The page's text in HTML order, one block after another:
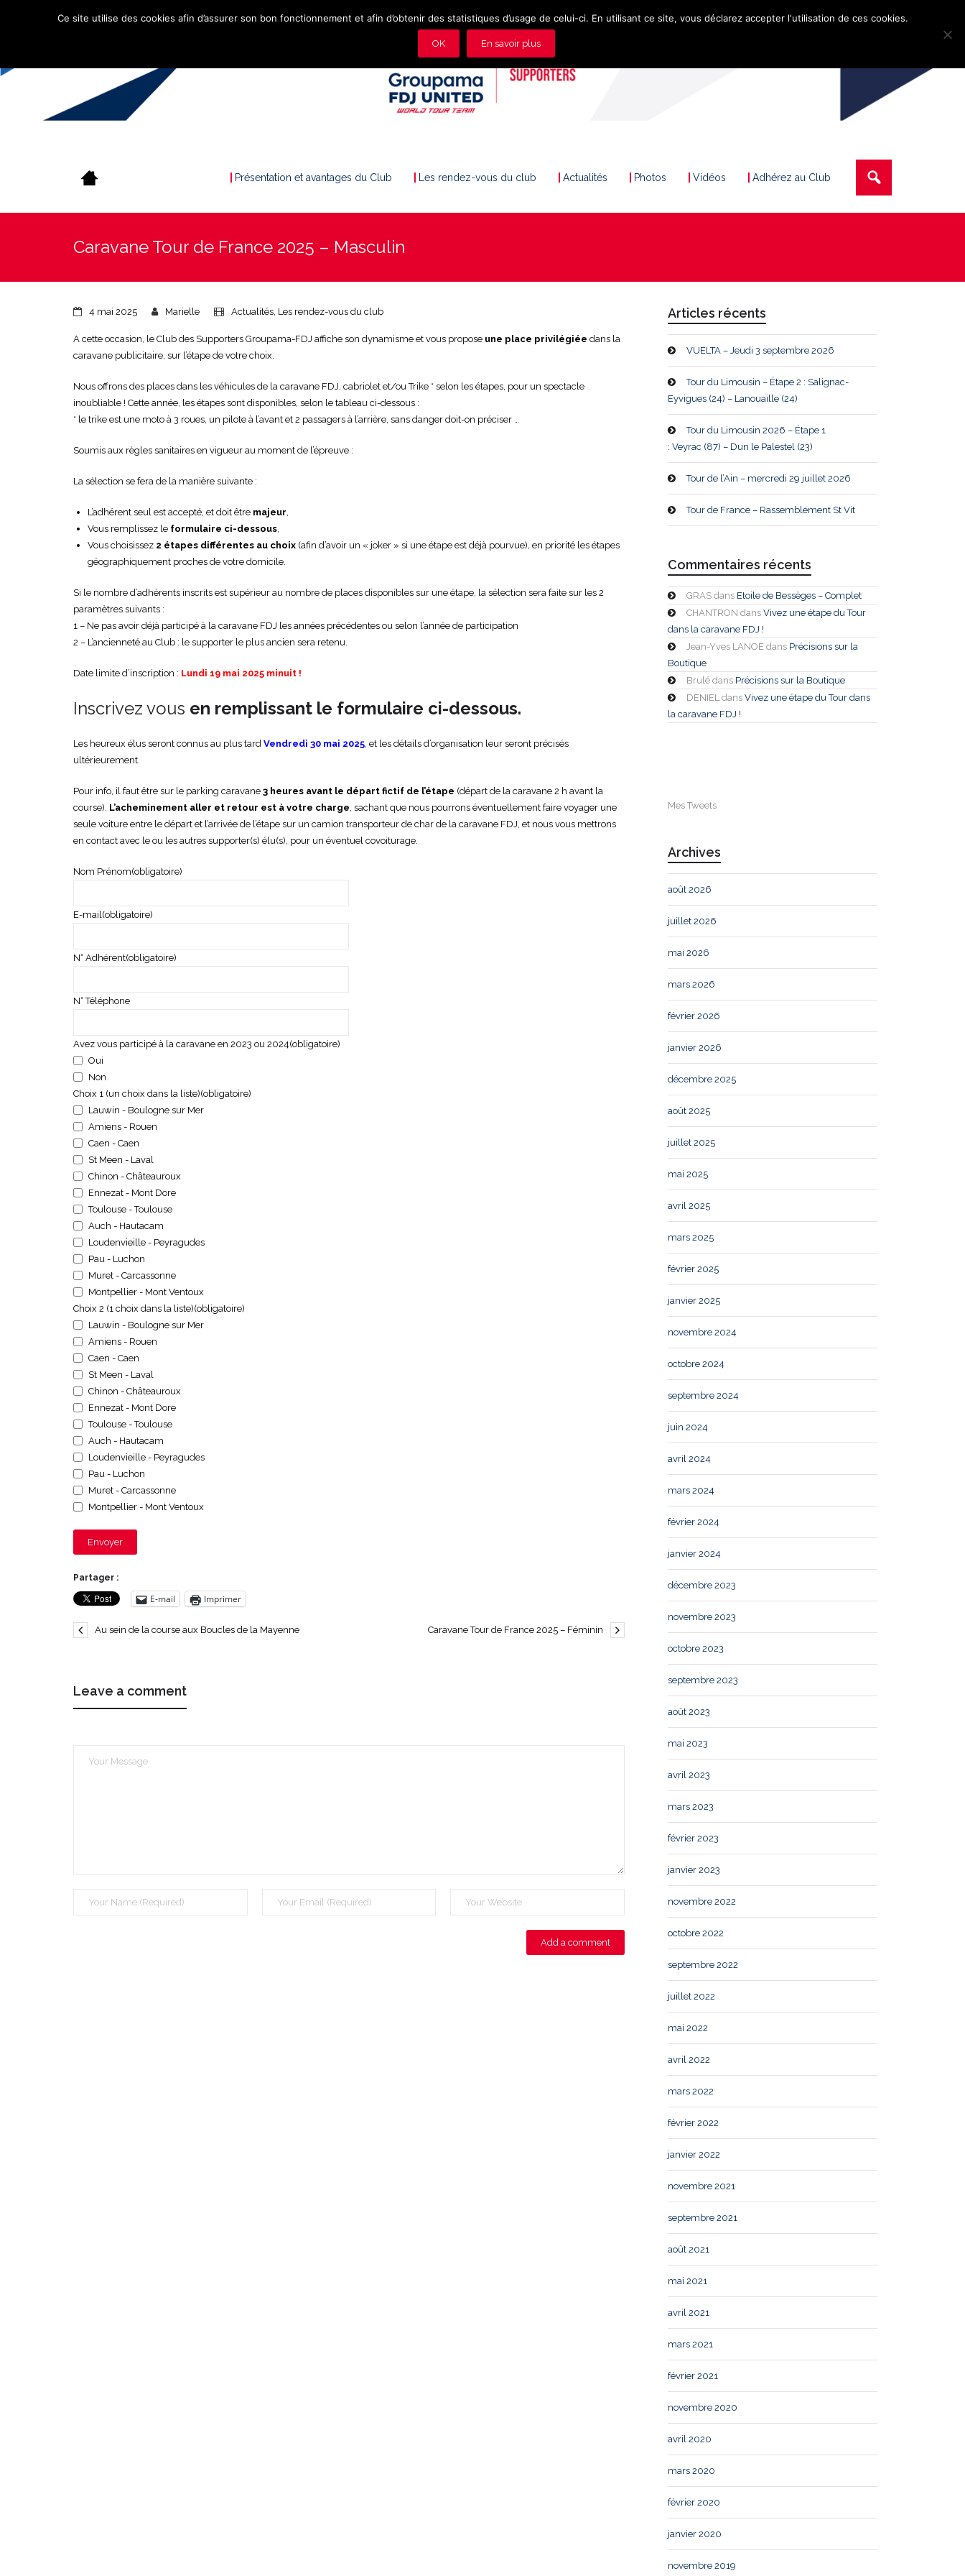
Présentation et avantages du Club Les rendez-vous du club Actualités Photos Vidéos Adhérez au Club
Caravane Tour de France 2025 – Masculin
4 mai 2025 Marielle Actualités Les rendez-vous du club
A cette occasion, le Club des Supporters Groupama-FDJ affiche son dynamisme et vous propose une place privilégiée dans la
caravane publicitaire, sur l’étape de votre choix.
Nous offrons des places dans les véhicules de la caravane FDJ, cabriolet et/ou Trike * selon les étapes, pour un spectacle
inoubliable ! Cette année, les étapes sont disponibles, selon le tableau ci-dessous :
* le trike est une moto à 3 roues, un pilote à l’avant et 2 passagers à l’arrière, sans danger doit-on préciser …
Soumis aux règles sanitaires en vigueur au moment de l’épreuve :
La sélection se fera de la manière suivante :
L’adhérent seul est accepté, et doit être majeur
Vous remplissez le formulaire ci-dessous
Vous choisissez 2 étapes différentes au choix (afin d’avoir un « joker » si une étape est déjà pourvue), en priorité les étapes
géographiquement proches de votre domicile.
Si le nombre d’adhérents inscrits est supérieur au nombre de places disponibles sur une étape, la sélection sera faite sur les 2
paramètres suivants :
1 – Ne pas avoir déjà participé à la caravane FDJ les années précédentes ou selon l’année de participation
2 – L’ancienneté au Club : le supporter le plus ancien sera retenu.
Date limite d’inscription : Lundi 19 mai 2025 minuit !
Inscrivez vous en remplissant le formulaire ci-dessous.
Les heureux élus seront connus au plus tard Vendredi 30 mai 2025, et les détails d’organisation leur seront précisés
ultérieurement.
Pour info, il faut être sur le parking caravane 3 heures avant le départ fictif de l’étape (départ de la caravane 2 h avant la
course). L’acheminement aller et retour est à votre charge, sachant que nous pourrons éventuellement faire voyager une
seule voiture entre le départ et l’arrivée de l’étape sur un camion transporteur de char de la caravane FDJ, et nous vous mettrons
en contact avec le ou les autres supporter(s) élu(s), pour un éventuel covoiturage.
Nom Prénom(obligatoire)
E-mail(obligatoire)
N° Adhérent(obligatoire)
N° Téléphone
Avez vous participé à la caravane en 2023 ou 2024(obligatoire)
Oui
Non
Choix 1 (un choix dans la liste)(obligatoire)
Lauwin - Boulogne sur Mer
Amiens - Rouen
Caen - Caen
St Meen - Laval
Chinon - Châteauroux
Ennezat - Mont Dore
Toulouse - Toulouse
Auch - Hautacam
Loudenvieille - Peyragudes
Pau - Luchon
Muret - Carcassonne
Montpellier - Mont Ventoux
Choix 2 (1 choix dans la liste)(obligatoire)
Lauwin - Boulogne sur Mer
Amiens - Rouen
Caen - Caen
St Meen - Laval
Chinon - Châteauroux
Ennezat - Mont Dore
Toulouse - Toulouse
Auch - Hautacam
Loudenvieille - Peyragudes
Pau - Luchon
Muret - Carcassonne
Montpellier - Mont Ventoux
Envoyer
Partager :
E-mail Imprimer
Au sein de la course aux Boucles de la Mayenne Caravane Tour de France 2025 – Féminin
Leave a comment
Articles récents
VUELTA – Jeudi 3 septembre 2026
Tour du Limousin – Étape 2 : Salignac-
Eyvigues (24) – Lanouaille (24)
Tour du Limousin 2026 – Étape 1
: Veyrac (87) – Dun le Palestel (23)
Tour de l’Ain – mercredi 29 juillet 2026
Tour de France – Rassemblement St Vit
Commentaires récents
GRAS dans Etoile de Bessèges – Complet
CHANTRON dans Vivez une étape du Tour
dans la caravane FDJ !
Jean-Yves LANOE dans Précisions sur la
Boutique
Brulé dans Précisions sur la Boutique
DENIEL dans Vivez une étape du Tour dans
la caravane FDJ !
Mes Tweets
Archives
août 2026
juillet 2026
mai 2026
mars 2026
février 2026
janvier 2026
décembre 2025
août 2025
juillet 2025
mai 2025
avril 2025
mars 2025
février 2025
janvier 2025
novembre 2024
octobre 2024
septembre 2024
juin 2024
avril 2024
mars 2024
février 2024
janvier 2024
décembre 2023
novembre 2023
octobre 2023
septembre 2023
août 2023
mai 2023
avril 2023
mars 2023
février 2023
janvier 2023
novembre 2022
octobre 2022
septembre 2022
juillet 2022
mai 2022
avril 2022
mars 2022
février 2022
janvier 2022
novembre 2021
septembre 2021
août 2021
mai 2021
avril 2021
mars 2021
février 2021
novembre 2020
avril 2020
mars 2020
février 2020
janvier 2020
novembre 2019
Ce site utilise des cookies afin d’assurer son bon fonctionnement et afin d’obtenir des statistiques d’usage de celui-ci. En utilisant ce site, vous déclarez accepter l'utilisation de ces cookies.
OK En savoir plus